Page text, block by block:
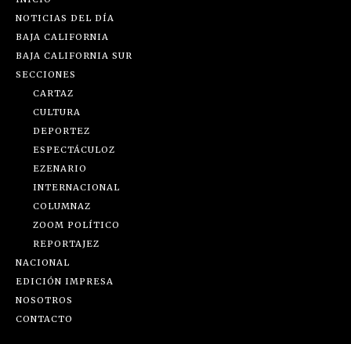
NOTICIAS DEL DÍA
BAJA CALIFORNIA
BAJA CALIFORNIA SUR
SECCIONES
CARTAZ
CULTURA
DEPORTEZ
ESPECTÁCULOZ
EZENARIO
INTERNACIONAL
COLUMNAZ
ZOOM POLÍTICO
REPORTAJEZ
NACIONAL
EDICIÓN IMPRESA
NOSOTROS
CONTACTO